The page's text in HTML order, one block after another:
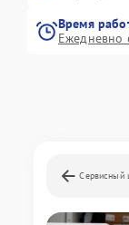
Время
Ежедневно
Сервисный